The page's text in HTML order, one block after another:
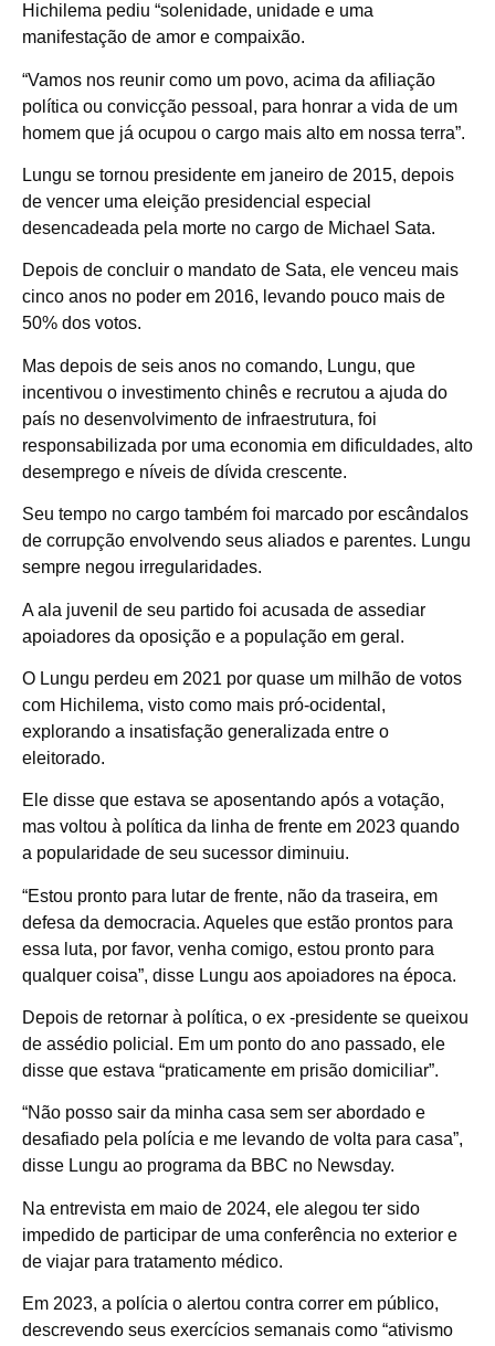
Hichilema pediu “solenidade, unidade e uma
manifestação de amor e compaixão.
“Vamos nos reunir como um povo, acima da afiliação
política ou convicção pessoal, para honrar a vida de um
homem que já ocupou o cargo mais alto em nossa terra”.
Lungu se tornou presidente em janeiro de 2015, depois
de vencer uma eleição presidencial especial
desencadeada pela morte no cargo de Michael Sata.
Depois de concluir o mandato de Sata, ele venceu mais
cinco anos no poder em 2016, levando pouco mais de
50% dos votos.
Mas depois de seis anos no comando, Lungu, que
incentivou o investimento chinês e recrutou a ajuda do
país no desenvolvimento de infraestrutura, foi
responsabilizada por uma economia em dificuldades, alto
desemprego e níveis de dívida crescente.
Seu tempo no cargo também foi marcado por escândalos
de corrupção envolvendo seus aliados e parentes. Lungu
sempre negou irregularidades.
A ala juvenil de seu partido foi acusada de assediar
apoiadores da oposição e a população em geral.
O Lungu perdeu em 2021 por quase um milhão de votos
com Hichilema, visto como mais pró-ocidental,
explorando a insatisfação generalizada entre o
eleitorado.
Ele disse que estava se aposentando após a votação,
mas voltou à política da linha de frente em 2023 quando
a popularidade de seu sucessor diminuiu.
“Estou pronto para lutar de frente, não da traseira, em
defesa da democracia. Aqueles que estão prontos para
essa luta, por favor, venha comigo, estou pronto para
qualquer coisa”, disse Lungu aos apoiadores na época.
Depois de retornar à política, o ex -presidente se queixou
de assédio policial. Em um ponto do ano passado, ele
disse que estava “praticamente em prisão domiciliar”.
“Não posso sair da minha casa sem ser abordado e
desafiado pela polícia e me levando de volta para casa”,
disse Lungu ao programa da BBC no Newsday.
Na entrevista em maio de 2024, ele alegou ter sido
impedido de participar de uma conferência no exterior e
de viajar para tratamento médico.
Em 2023, a polícia o alertou contra correr em público,
descrevendo seus exercícios semanais como “ativismo